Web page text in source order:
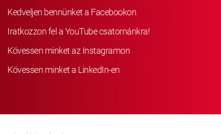
Kedveljen bennünket a Facebookon
Iratkozzon fel a YouTube csatornánkra!
Kövessen minket az Instagramon
Kövessen minket a LinkedIn-en